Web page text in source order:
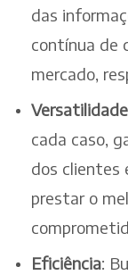
das
contínua de
mercado,
Versatilidade
cada caso,
dos clientes
prestar o
Eficiência: